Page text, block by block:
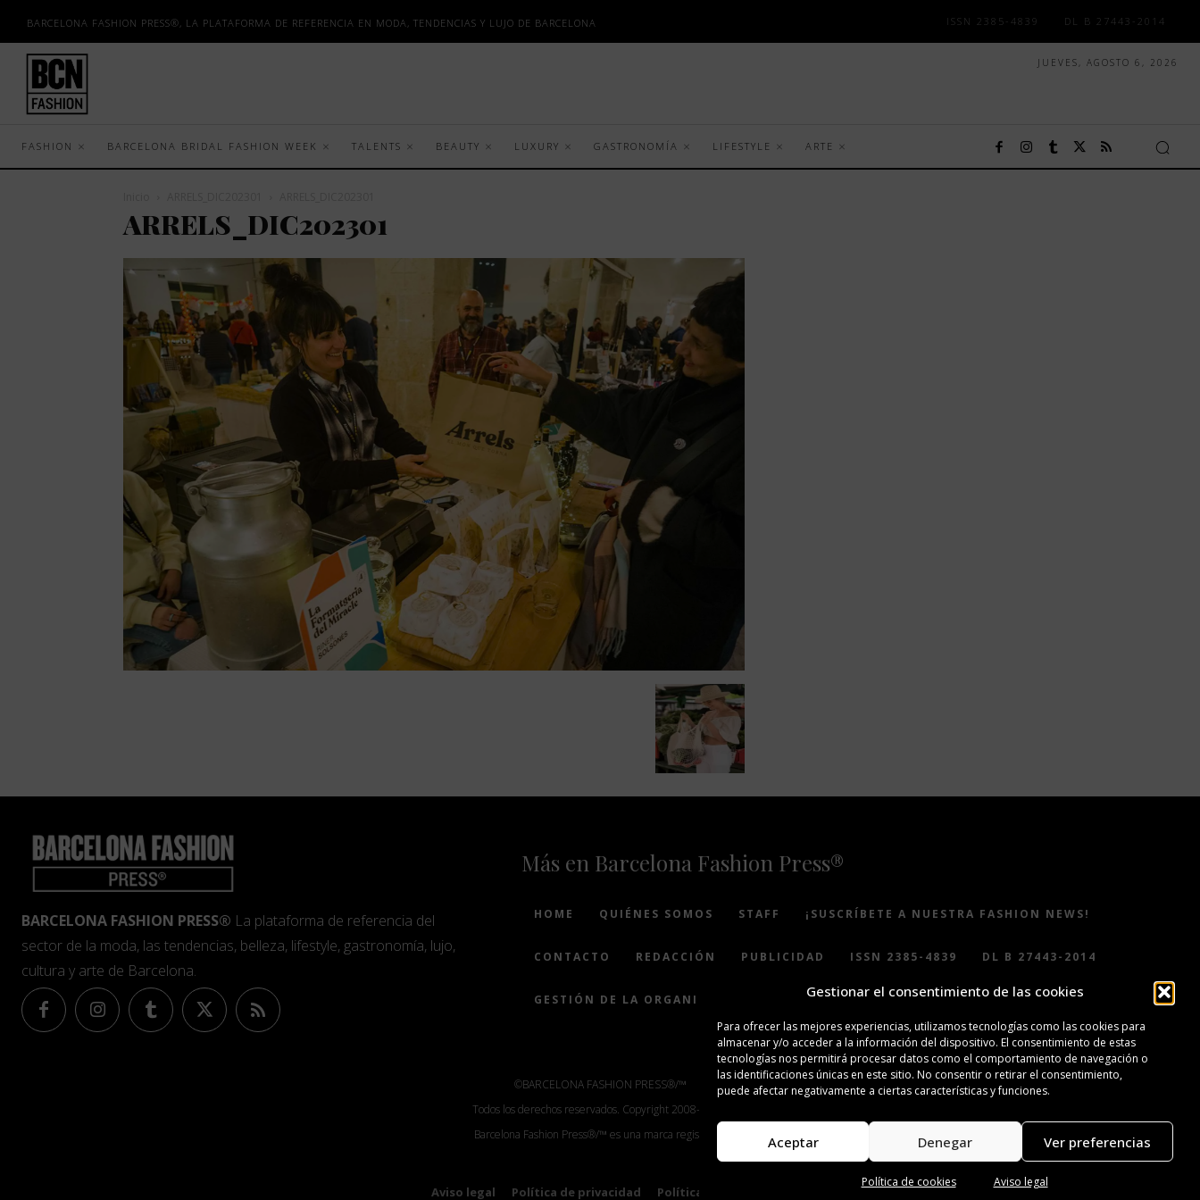
Gestionar el consentimiento de las cookies
Para ofrecer las mejores experiencias, utilizamos tecnologías como las cookies para
almacenar y/o acceder a la información del dispositivo. El consentimiento de estas
tecnologías nos permitirá procesar datos como el comportamiento de navegación o
las identificaciones únicas en este sitio. No consentir o retirar el consentimiento,
puede afectar negativamente a ciertas características y funciones.
Aceptar Denegar Ver preferencias
Política de cookies Aviso legal
BARCELONA FASHION PRESS®, LA PLATAFORMA DE REFERENCIA EN MODA, TENDENCIAS Y LUJO DE BARCELONA ISSN 2385-4839 DL B 27443-2014
JUEVES, AGOSTO 6, 2026
FASHION BARCELONA BRIDAL FASHION WEEK TALENTS BEAUTY LUXURY GASTRONOMÍA LIFESTYLE ARTE
ARRELS_DIC202301
BARCELONA FASHION PRESS® La plataforma de referencia del
sector de la moda, las tendencias, belleza, lifestyle, gastronomía, lujo,
cultura y arte de Barcelona.
Más en Barcelona Fashion Press®
HOME QUIÉNES SOMOS STAFF ¡SUSCRÍBETE A NUESTRA FASHION NEWS!
CONTACTO REDACCIÓN PUBLICIDAD ISSN 2385-4839 DL B 27443-2014
GESTIÓN DE LA ORGANIZACIÓN
©BARCELONA FASHION PRESS®/™
Todos los derechos reservados. Copyright 2008-2024.
Barcelona Fashion Press®/™ es una marca registrada.
Aviso legal Política de privacidad Política de cookies